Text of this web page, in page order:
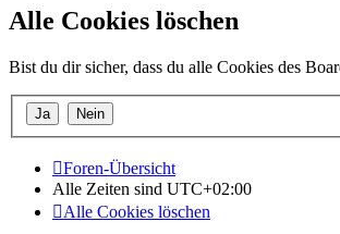
Alle Cookies löschen
Bist du dir sicher, dass du alle Cookies des
Foren-Übersicht
Alle Zeiten sind UTC+02:00
Alle Cookies löschen